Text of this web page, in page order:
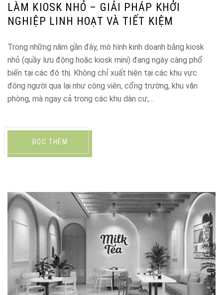
LÀM KIOSK NHỎ – GIẢI PHÁP KHỞI
NGHIỆP LINH HOẠT VÀ TIẾT KIỆM
Trong những năm gần đây, mô hình kinh doanh bằng kiosk
nhỏ (quầy lưu động hoặc kiosk mini) đang ngày càng phổ
biến tại các đô thị. Không chỉ xuất hiện tại các khu vực
đông người qua lại như công viên, cổng trường, khu văn
phòng, mà ngay cả trong các khu dân cư,…
ĐỌC THÊM